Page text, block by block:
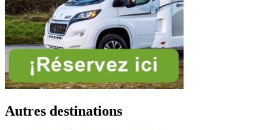
Autres destinations